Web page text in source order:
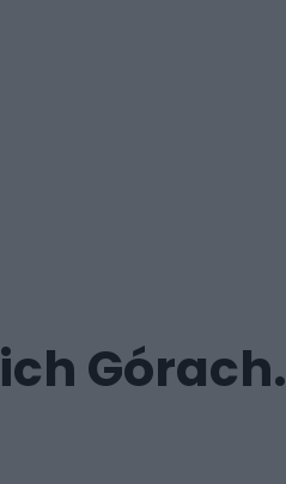
Górach.